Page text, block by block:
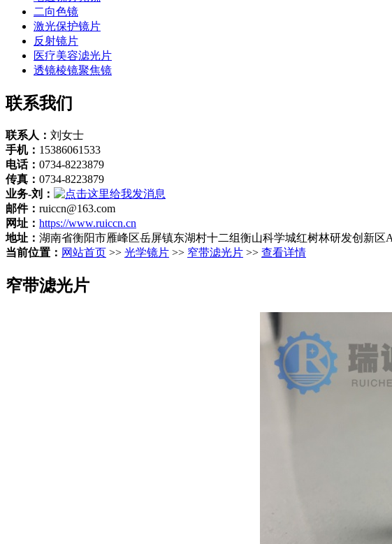
二向色镜
激光保护镜片
反射镜片
医疗美容滤光片
透镜棱镜聚焦镜
联系我们
联系人： 刘女士
手机： 15386061533
电话： 0734-8223879
传真： 0734-8223879
业务-刘：
邮件： ruiccn@163.com
网址： https://www.ruiccn.cn
地址： 湖南省衡阳市雁峰区岳屏镇东湖村十二组衡山科学城红树林研发创新区
当前位置： 网站首页 >> 光学镜片 >> 窄带滤光片 >> 查看详情
窄带滤光片